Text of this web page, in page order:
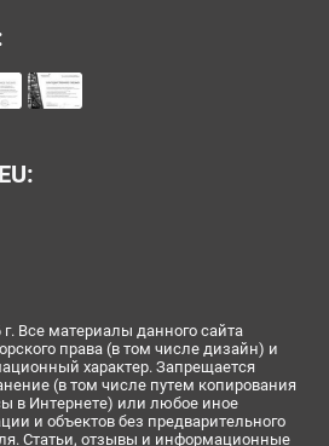
Все материалы данного сайта
права (в том числе дизайн) и
характер. Запрещается
(в том числе путем копирования
в Интернете) или любое иное
и объектов без предварительного
Статьи, отзывы и информационные